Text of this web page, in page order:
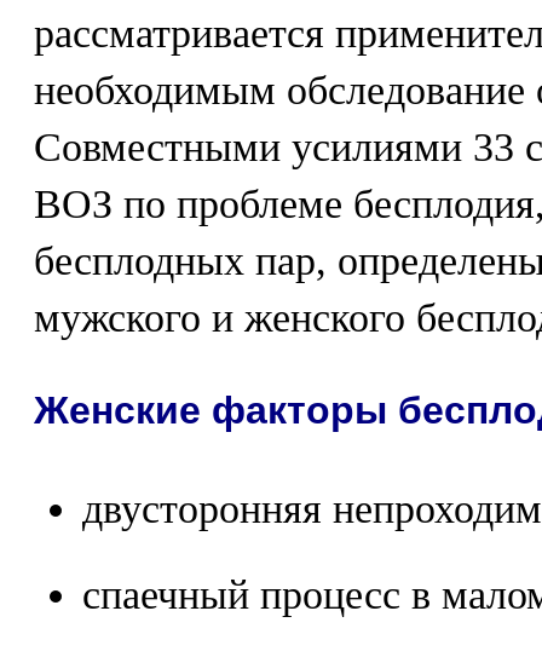
рассматривается
необходимым обследование
Совместными усилиями 33
ВОЗ по проблеме
бесплодных пар,
мужского и женского
Женские факторы
двусторонняя
спаечный процесс в